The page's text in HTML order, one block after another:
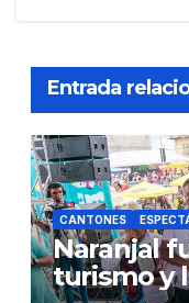
Entrada
CANTONES
Naranjal
turismo y